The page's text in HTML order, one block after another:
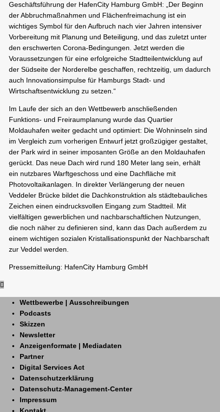
Geschäftsführung der HafenCity Hamburg GmbH: „Der Beginn
der Abbruchmaßnahmen und Flächenfreimachung ist ein
wichtiges Symbol für den Aufbruch nach vier Jahren intensiver
Vorbereitung mit Planung und Beteiligung, und das zuletzt unter
den erschwerten Corona-Bedingungen. Jetzt werden die
Voraussetzungen für eine erfolgreiche Stadtteilentwicklung auf
der Südseite der Norderelbe geschaffen, rechtzeitig, um dadurch
auch Innovationsimpulse für Hamburgs Stadt- und
Wirtschaftsentwicklung zu setzen.“
Im Laufe der sich an den Wettbewerb anschließenden
Funktions- und Freiraumplanung wurde das Quartier
Moldauhafen weiter gedacht und optimiert: Die Wohninseln sind
im Vergleich zum vorherigen Entwurf jetzt großzügiger gestaltet,
der Park wird in seiner imposanten Größe an den Moldauhafen
gerückt. Das neue Dach wird rund 180 Meter lang sein, erhält
ein nutzbares Warftgeschoss und eine Dachfläche mit
Photovoltaikanlagen. In direkter Verlängerung der neuen
Veddeler Brücke bildet die Dachkonstruktion als städtebauliches
Zeichen einen eindrucksvollen Eingang zum Stadtteil. Mit
vielfältigen gewerblichen und nachbarschaftlichen Nutzungen,
die noch näher zu definieren sind, kann das Dach außerdem zu
einem wichtigen sozialen Kristallisationspunkt der Nachbarschaft
zur Veddel werden.
Pressemitteilung: HafenCity Hamburg GmbH
Wettbewerbe | Ausschreibungen
Podcasts
Skizzen
Newsletter
Anzeigenformate | Mediadaten
Partner
Digital Services Act
Datenschutzerklärung
Datenschutz-Management-Center
Impressum